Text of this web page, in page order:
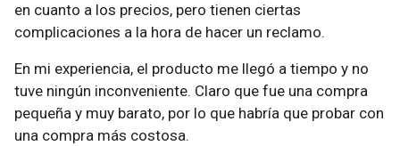
en cuanto a los precios, pero tienen ciertas
complicaciones a la hora de hacer un reclamo.
En mi experiencia, el producto me llegó a tiempo y no
tuve ningún inconveniente. Claro que fue una compra
pequeña y muy barato, por lo que habría que probar con
una compra más costosa.